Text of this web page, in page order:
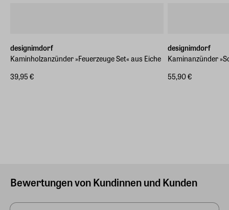
designimdorf
Kaminholzanzünder »Feuerzeuge Set« aus Eiche
39,95 €
designimdorf
Kaminanzünder
55,90 €
Bewertungen von Kundinnen und Kunden